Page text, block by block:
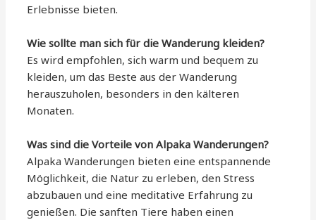
Erlebnisse bieten.
Wie sollte man sich für die Wanderung kleiden?
Es wird empfohlen, sich warm und bequem zu
kleiden, um das Beste aus der Wanderung
herauszuholen, besonders in den kälteren
Monaten.
Was sind die Vorteile von Alpaka Wanderungen?
Alpaka Wanderungen bieten eine entspannende
Möglichkeit, die Natur zu erleben, den Stress
abzubauen und eine meditative Erfahrung zu
genießen. Die sanften Tiere haben einen